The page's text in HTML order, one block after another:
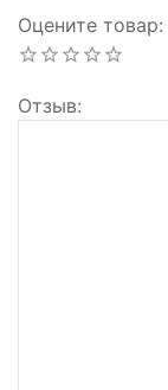
Оцените товар
Отзыв